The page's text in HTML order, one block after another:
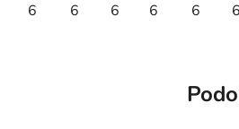
6 6 6 6 6 6